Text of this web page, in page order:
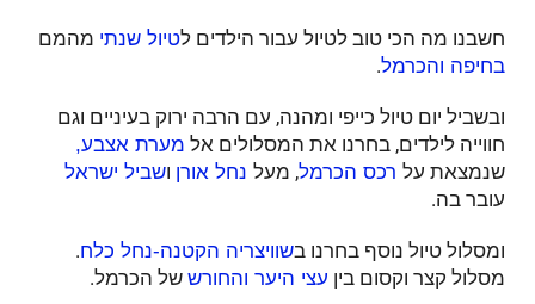
חשבנו מה הכי טוב לטיול עבור הילדים לטיול שנתי מהמם
בחיפה והכרמל.
ובשביל יום טיול כייפי ומהנה, עם הרבה ירוק בעיניים וגם
חווייה לילדים, בחרנו את המסלולים אל מערת אצבע,
שנמצאת על רכס הכרמל, מעל נחל אורן ושביל ישראל
עובר בה.
ומסלול טיול נוסף בחרנו בשוויצריה הקטנה-נחל כלח.
מסלול קצר וקסום בין עצי היער והחורש של הכרמל.